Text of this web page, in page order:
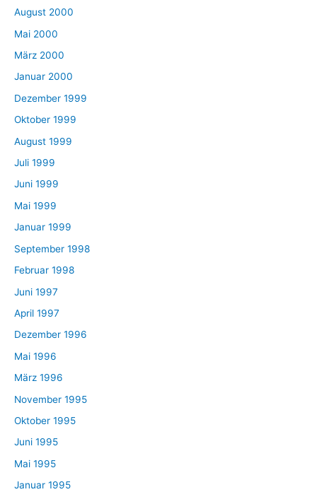
August 2000
Mai 2000
März 2000
Januar 2000
Dezember 1999
Oktober 1999
August 1999
Juli 1999
Juni 1999
Mai 1999
Januar 1999
September 1998
Februar 1998
Juni 1997
April 1997
Dezember 1996
Mai 1996
März 1996
November 1995
Oktober 1995
Juni 1995
Mai 1995
Januar 1995